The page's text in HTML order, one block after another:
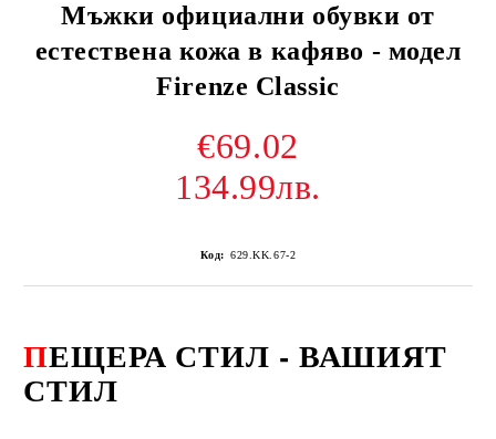
Мъжки официални обувки от
естествена кожа в кафяво - модел
Firenze Classic
€69.02
134.99лв.
Код: 629.KK.67-2
ПЕЩЕРА СТИЛ - ВАШИЯТ
СТИЛ